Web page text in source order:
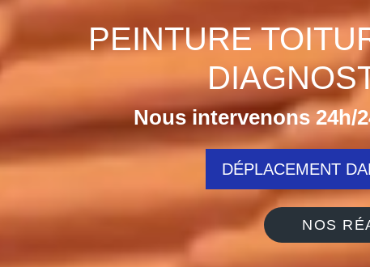
PEINTURE
Nous intervenons 24h/
DÉPLACEMENT
NOS